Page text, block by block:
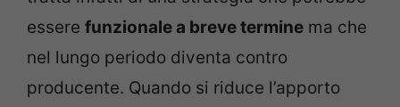
essere funzionale a breve termine ma che
nel lungo periodo diventa contro
producente. Quando si riduce l’apporto